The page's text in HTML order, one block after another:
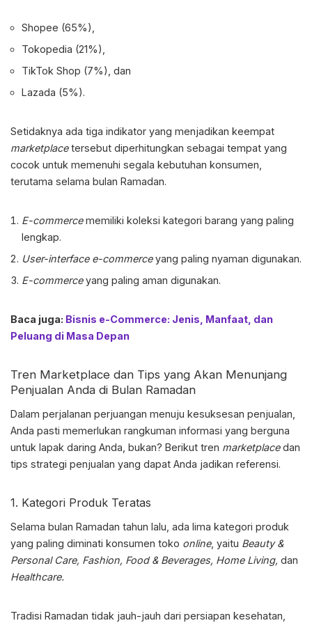
Shopee (65%),
Tokopedia (21%),
TikTok Shop (7%), dan
Lazada (5%).
Setidaknya ada tiga indikator yang menjadikan keempat
marketplacetersebut diperhitungkan sebagai tempat yang
cocok untuk memenuhi segala kebutuhan konsumen,
terutama selama bulan Ramadan.
E-commercememiliki koleksi kategori barang yang paling
lengkap.
User-interface e-commerceyang paling nyaman digunakan.
E-commerceyang paling aman digunakan.
Baca juga: Bisnis e-Commerce: Jenis, Manfaat, dan
Peluang di Masa Depan
Tren Marketplace dan Tips yang Akan Menunjang
Penjualan Anda di Bulan Ramadan
Dalam perjalanan perjuangan menuju kesuksesan penjualan,
Anda pasti memerlukan rangkuman informasi yang berguna
untuk lapak daring Anda, bukan? Berikut tren marketplacedan
tips strategi penjualan yang dapat Anda jadikan referensi.
1. Kategori Produk Teratas
Selama bulan Ramadan tahun lalu, ada lima kategori produk
yang paling diminati konsumen toko online, yaitu Beauty &
Personal Care, Fashion, Food & Beverages, Home Living, dan
Healthcare.
Tradisi Ramadan tidak jauh-jauh dari persiapan kesehatan,